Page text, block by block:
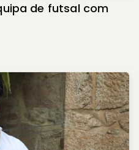
de futsal com